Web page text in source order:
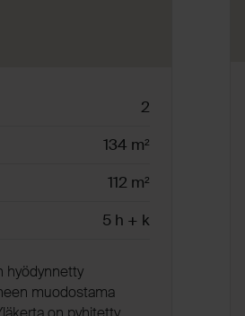
2
134 m²
112 m²
5 h + k
hyödynnetty
muodostama